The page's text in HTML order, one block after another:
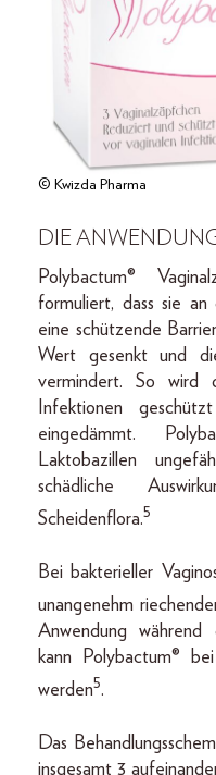
© Kwizda Pharma
DIE
Polybactum®
formuliert, dass sie
eine schützende
Wert gesenkt und
vermindert. So wird
Infektionen
eingedämmt.
Laktobazillen
schädliche
Scheidenflora.5
Bei bakterieller
unangenehm
Anwendung während
kann Polybactum®
werden5.
Das
insgesamt 3